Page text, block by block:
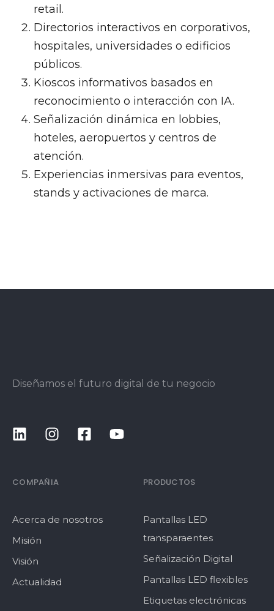
retail.
Directorios interactivos en corporativos,
hospitales, universidades o edificios
públicos.
Kioscos informativos basados en
reconocimiento o interacción con IA.
Señalización dinámica en lobbies,
hoteles, aeropuertos y centros de
atención.
Experiencias inmersivas para eventos,
stands y activaciones de marca.
Diseñamos el futuro digital de tu negocio
COMPAÑIA
Acerca de nosotros
Misión
Visión
Actualidad
PRODUCTOS
Pantallas LED
transparaentes
Señalización Digital
Pantallas LED flexibles
Etiquetas electrónicas